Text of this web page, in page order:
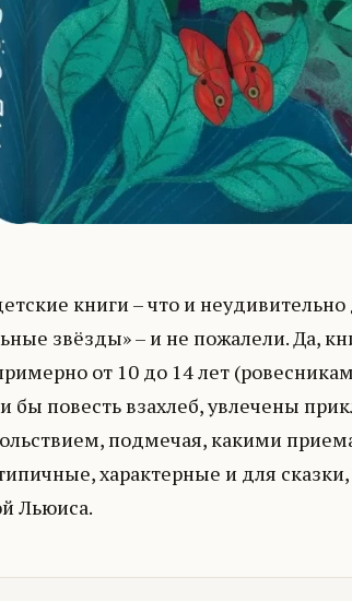
книги – что и
звёзды» – и не пожалели. Да,
от 10 до 14 лет
бы повесть взахлеб, увлечены
подмечая, какими
характерные и для
Льюиса.